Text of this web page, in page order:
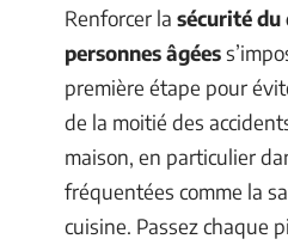
Renforcer la sécurité du
personnes âgées
première étape pour
de la moitié des
maison, en particulier
fréquentées comme la
cuisine. Passez chaque